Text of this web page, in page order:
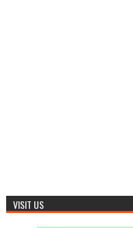
VISIT US